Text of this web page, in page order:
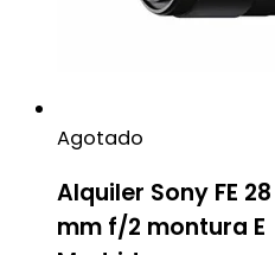
Agotado
Alquiler Sony FE 28
mm f/2 montura E